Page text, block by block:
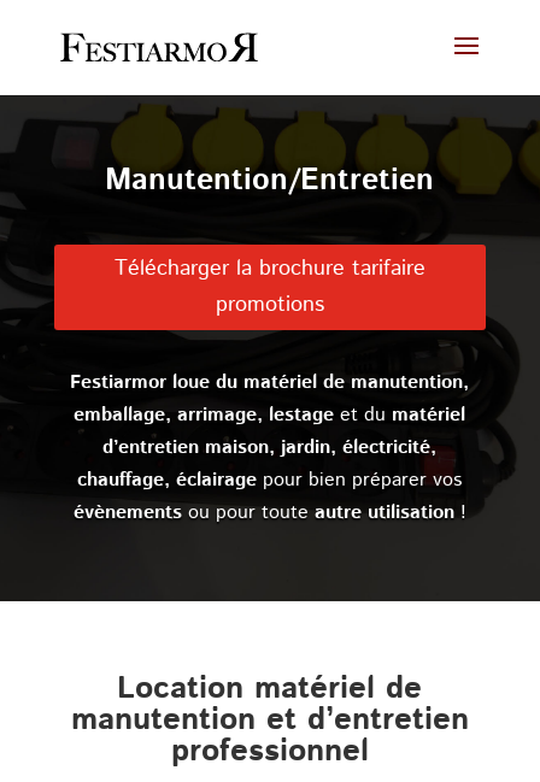
Manutention/Entretien
Télécharger la brochure tarifaire
promotions
Festiarmor loue du matériel de manutention,
emballage, arrimage, lestage et du matériel
d’entretien maison, jardin, électricité,
chauffage, éclairage pour bien préparer vos
évènementsou pour toute autre utilisation!
Location matériel de
manutention et d’entretien
professionnel